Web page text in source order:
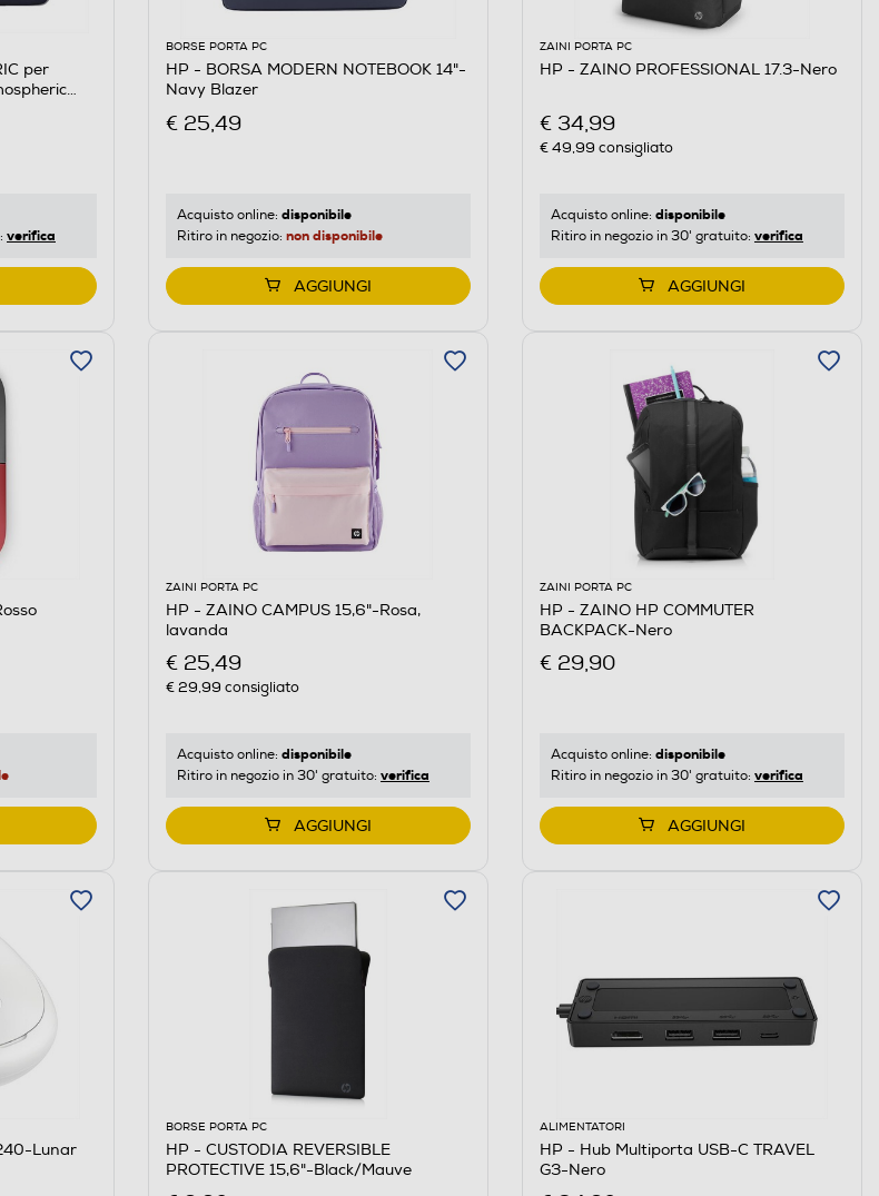
per
verifica
BORSE PORTA PC
HP - BORSA MODERN NOTEBOOK 14"-
Navy Blazer
€ 25,49
Acquisto online: disponibile
Ritiro in negozio: non disponibile
AGGIUNGI
ZAINI PORTA PC
HP - ZAINO PROFESSIONAL 17.3-Nero
€ 34,99
€ 49,99 consigliato
Acquisto online: disponibile
Ritiro in negozio in 30' gratuito: verifica
AGGIUNGI
ZAINI PORTA PC
HP - ZAINO CAMPUS 15,6"-Rosa,
lavanda
€ 25,49
€ 29,99 consigliato
Acquisto online: disponibile
Ritiro in negozio in 30' gratuito: verifica
AGGIUNGI
ZAINI PORTA PC
HP - ZAINO HP COMMUTER
BACKPACK-Nero
€ 29,90
Acquisto online: disponibile
Ritiro in negozio in 30' gratuito: verifica
AGGIUNGI
Lunar
BORSE PORTA PC
HP - CUSTODIA REVERSIBLE
PROTECTIVE 15,6"-Black/Mauve
ALIMENTATORI
HP - Hub Multiporta USB-C TRAVEL
G3-Nero